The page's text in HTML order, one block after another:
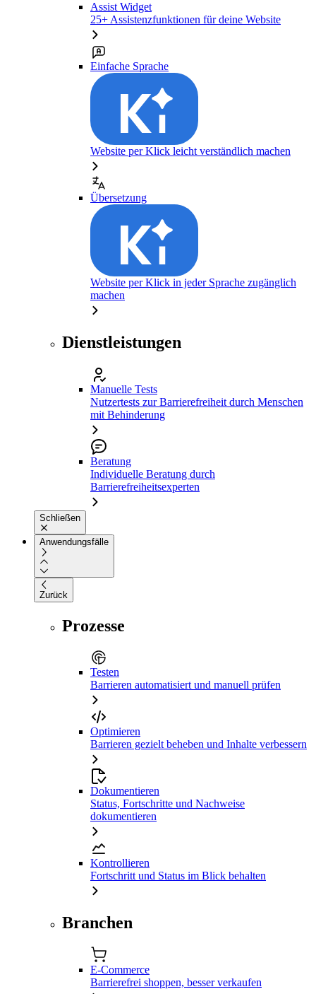
Assist Widget
25+ Assistenzfunktionen für deine Website
Einfache Sprache
Website per Klick leicht verständlich machen
Übersetzung
Website per Klick in jeder Sprache zugänglich
machen
Dienstleistungen
Manuelle Tests
Nutzertests zur Barrierefreiheit durch Menschen
mit Behinderung
Beratung
Individuelle Beratung durch
Barrierefreiheitsexperten
Schließen
Anwendungsfälle
Zurück
Prozesse
Testen
Barrieren automatisiert und manuell prüfen
Optimieren
Barrieren gezielt beheben und Inhalte verbessern
Dokumentieren
Status, Fortschritte und Nachweise
dokumentieren
Kontrollieren
Fortschritt und Status im Blick behalten
Branchen
E-Commerce
Barrierefrei shoppen, besser verkaufen